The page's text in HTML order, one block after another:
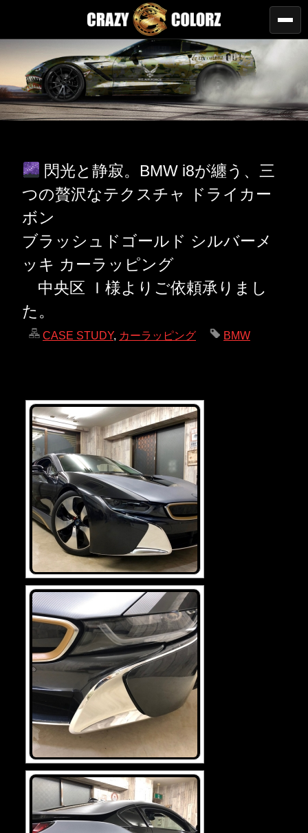
閃光と静寂。BMW i8が纏う、三
つの贅沢なテクスチャ ドライカー
ボン
ブラッシュドゴールド シルバーメ
ッキ カーラッピング
中央区 Ｉ様よりご依頼承りまし
た。
CASE STUDY, カーラッピング BMW